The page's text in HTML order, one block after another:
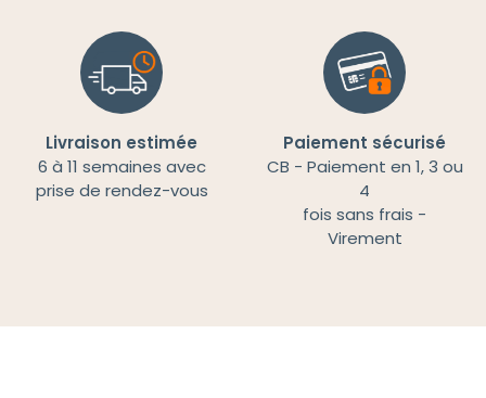
Livraison estimée
6 à 11 semaines avec
prise de rendez-vous
Paiement sécurisé
CB - Paiement en 1, 3 ou
4
fois sans frais -
Virement